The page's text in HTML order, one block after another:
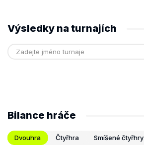
Výsledky na turnajích
Bilance hráče
Dvouhra Čtyřhra Smíšené čtyřhry